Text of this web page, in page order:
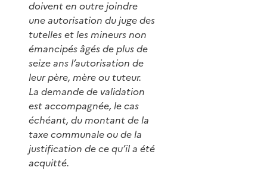
doivent en outre joindre
une autorisation du juge des
tutelles et les mineurs non
émancipés âgés de plus de
seize ans l’autorisation de
leur père, mère ou tuteur.
La demande de validation
est accompagnée, le cas
échéant, du montant de la
taxe communale ou de la
justification de ce qu’il a été
acquitté.